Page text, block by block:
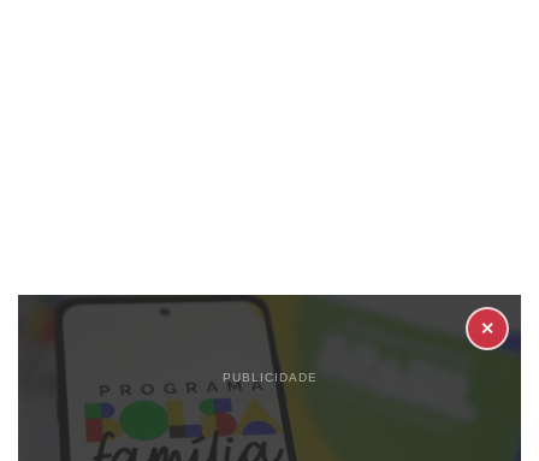
PUBLICIDADE
✕